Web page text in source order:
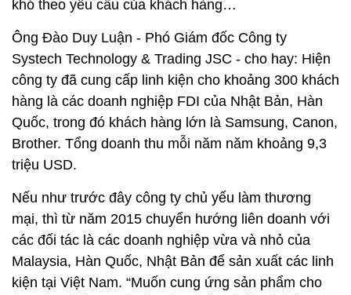
khó theo yêu cầu của khách hàng…
Ông Đào Duy Luận - Phó Giám đốc Công ty
Systech Technology & Trading JSC - cho hay: Hiện
công ty đã cung cấp linh kiện cho khoảng 300 khách
hàng là các doanh nghiệp FDI của Nhật Bản, Hàn
Quốc, trong đó khách hàng lớn là Samsung, Canon,
Brother. Tổng doanh thu mỗi năm năm khoảng 9,3
triệu USD.
Nếu như trước đây công ty chủ yếu làm thương
mại, thì từ năm 2015 chuyển hướng liên doanh với
các đối tác là các doanh nghiệp vừa và nhỏ của
Malaysia, Hàn Quốc, Nhật Bản để sản xuất các linh
kiện tại Việt Nam. “Muốn cung ứng sản phẩm cho